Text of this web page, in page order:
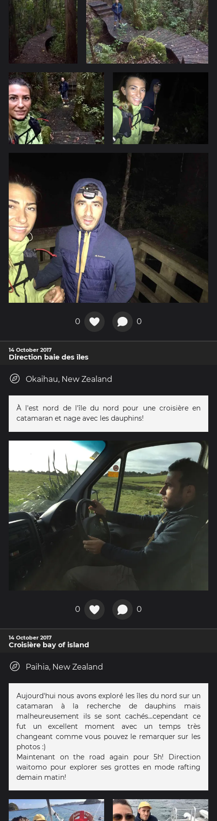
0 0
14 October 2017
Direction baie des îles
Okaihau, New Zealand
À l'est nord de l'île du nord pour une croisière en
catamaran et nage avec les dauphins!
0 0
14 October 2017
Croisière bay of island
Paihia, New Zealand
Aujourd'hui nous avons exploré les îles du nord sur un
catamaran à la recherche de dauphins mais
malheureusement ils se sont cachés...cependant ce
fut un excellent moment avec un temps très
changeant comme vous pouvez le remarquer sur les
photos :)
Maintenant on the road again pour 5h! Direction
waitomo pour explorer ses grottes en mode rafting
demain matin!